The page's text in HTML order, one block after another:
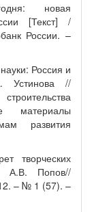
новая
[Текст] /
России. –
Россия и
Устинова //
материалы
развития
творческих
А.В. Попов//
– № 1 (57). –